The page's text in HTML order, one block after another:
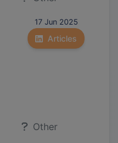
17 Jun 2025
Articles
Other